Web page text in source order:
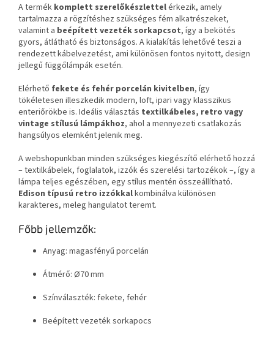
A termék komplett szerelőkészlettelérkezik, amely
tartalmazza a rögzítéshez szükséges fém alkatrészeket,
valamint a beépített vezeték sorkapcsot, így a bekötés
gyors, átlátható és biztonságos. A kialakítás lehetővé teszi a
rendezett kábelvezetést, ami különösen fontos nyitott, design
jellegű függőlámpák esetén.
Elérhető fekete és fehér porcelán kivitelben, így
tökéletesen illeszkedik modern, loft, ipari vagy klasszikus
enteriőrökbe is. Ideális választás textilkábeles, retro vagy
vintage stílusú lámpákhoz, ahol a mennyezeti csatlakozás
hangsúlyos elemként jelenik meg.
A webshopunkban minden szükséges kiegészítő elérhető hozzá
– textilkábelek, foglalatok, izzók és szerelési tartozékok –, így a
lámpa teljes egészében, egy stílus mentén összeállítható.
Edison típusú retro izzókkalkombinálva különösen
karakteres, meleg hangulatot teremt.
Főbb jellemzők:
Anyag: magasfényű porcelán
Átmérő: Ø70 mm
Színválaszték: fekete, fehér
Beépített vezeték sorkapocs